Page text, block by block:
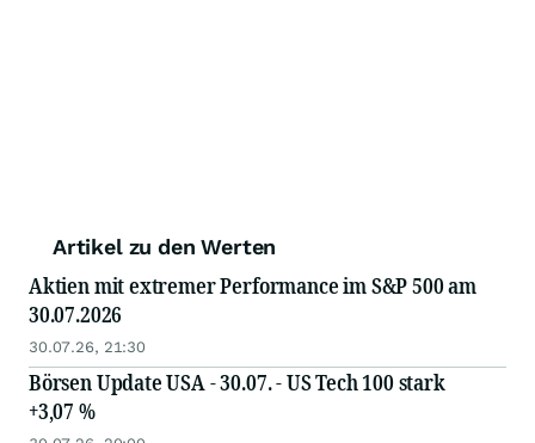
Artikel zu den Werten
Aktien mit extremer Performance im S&P 500 am
30.07.2026
30.07.26, 21:30
Börsen Update USA - 30.07. - US Tech 100 stark
+3,07 %